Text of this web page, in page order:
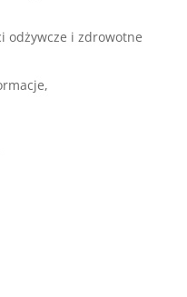
odżywcze i zdrowotne